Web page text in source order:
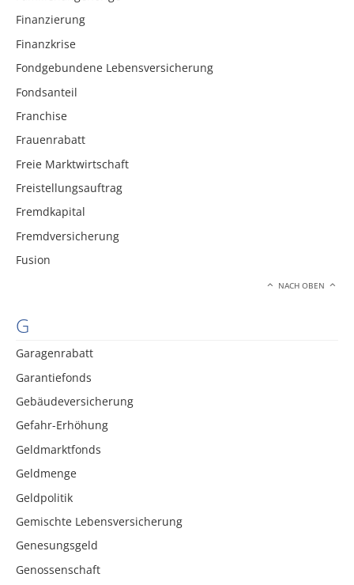
Finanzierung
Finanzkrise
Fondgebundene Lebensversicherung
Fondsanteil
Franchise
Frauenrabatt
Freie Marktwirtschaft
Freistellungsauftrag
Fremdkapital
Fremdversicherung
Fusion
NACH OBEN
G
Garagenrabatt
Garantiefonds
Gebäudeversicherung
Gefahr-Erhöhung
Geldmarktfonds
Geldmenge
Geldpolitik
Gemischte Lebensversicherung
Genesungsgeld
Genossenschaft